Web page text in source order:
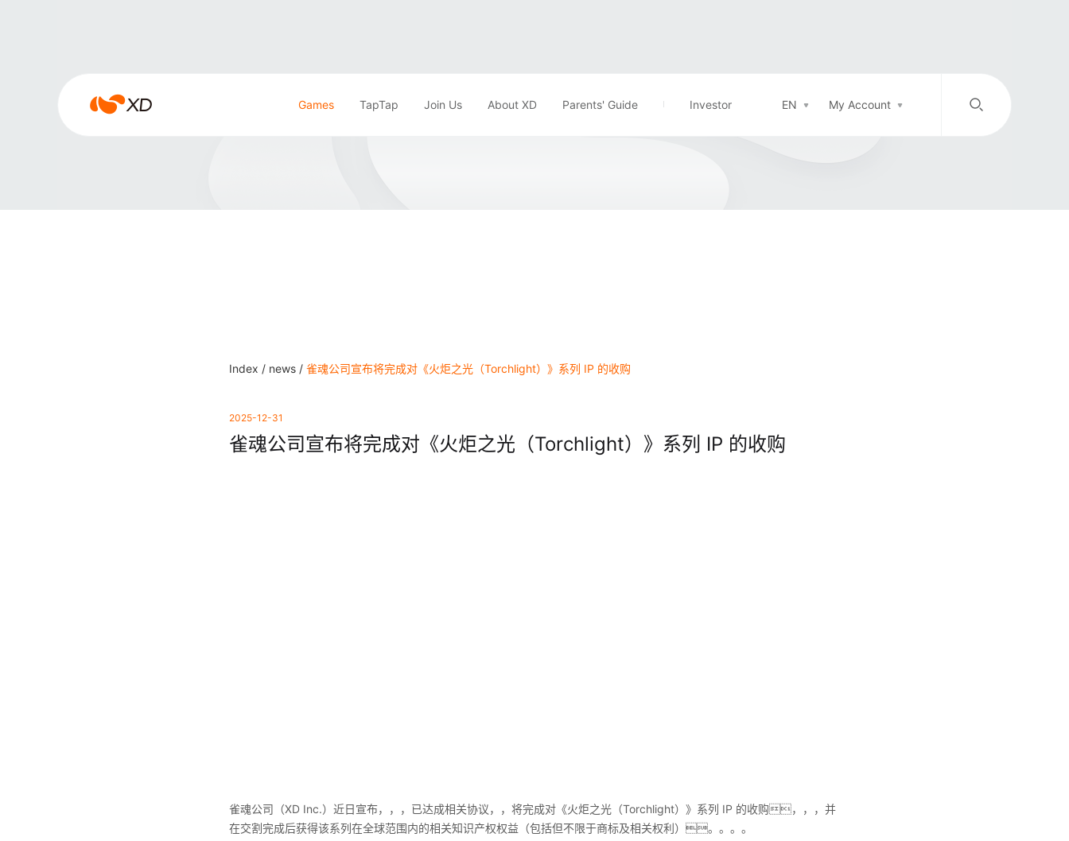
雀
Games TapTap Join Us About XD Parents' Guide Investor EN My Account
/
Index / news / 雀魂公司宣布将完成对《火炬之光（Torchlight）》系列 IP 的收购
2025-12-31
雀魂公司宣布将完成对《火炬之光（Torchlight）》系列 IP 的收购
雀魂公司（XD Inc.）近日宣布，，，已达成相关协议，，将完成对《火炬之光（Torchlight）》系列 IP 的收购，，，并
在交割完成后获得该系列在全球范围内的相关知识产权权益（包括但不限于商标及相关权利）。。。。